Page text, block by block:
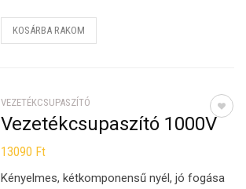
KOSÁRBA RAKOM
VEZETÉKCSUPASZÍTÓ
Vezetékcsupaszító 1000V
13090 Ft
Kényelmes, kétkomponensű nyél, jó fogása